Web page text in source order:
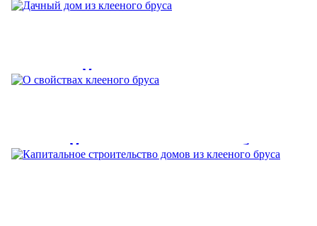
Дачный дом из клееного
потребность в жилье...
О свойствах клееного бруса